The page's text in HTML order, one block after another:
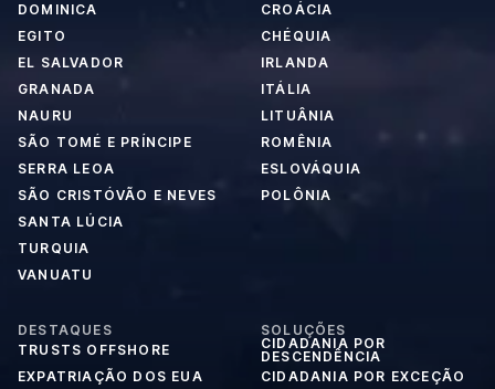
DOMINICA
EGITO
EL SALVADOR
GRANADA
NAURU
SÃO TOMÉ E PRÍNCIPE
SERRA LEOA
SÃO CRISTÓVÃO E NEVES
SANTA LÚCIA
TURQUIA
VANUATU
CROÁCIA
CHÉQUIA
IRLANDA
ITÁLIA
LITUÂNIA
ROMÊNIA
ESLOVÁQUIA
POLÔNIA
DESTAQUES
TRUSTS OFFSHORE
EXPATRIAÇÃO DOS EUA
SOLUÇÕES
CIDADANIA POR
DESCENDÊNCIA
CIDADANIA POR EXCEÇÃO